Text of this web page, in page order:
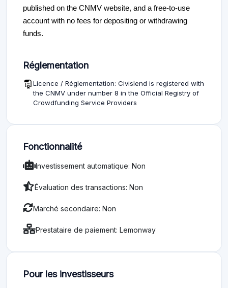
published on the CNMV website, and a free-to-use
account with no fees for depositing or withdrawing
funds.
Réglementation
Licence / Réglementation: Civislend is registered with
the CNMV under number 8 in the Official Registry of
Crowdfunding Service Providers
Fonctionnalité
Investissement automatique: Non
Évaluation des transactions: Non
Marché secondaire: Non
Prestataire de paiement: Lemonway
Pour les investisseurs